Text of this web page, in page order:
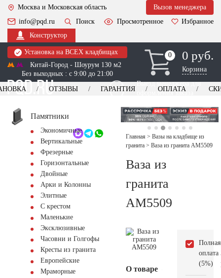
Москва и Московская область
Вызов менеджера
info@pqd.ru
Поиск Просмотренное
Избранное
Конструктор
Установка на ВСЕХ кладбищах
Китай-Город - Шоурум 130 м2
Без выходных : с 9:00 до 21:00
0
0 0 руб.
Корзина
Выезд менеджера для
оформления заказа
+7 (495) 518-44-23
Обратный звонок
ОТЗЫВЫ ГАРАНТИЯ ОПЛАТА
Памятники
Экономичные
Вертикальные
Фрезерные
Горизонтальные
Двойные
Арки и Колонны
Элитные
С крестом
Маленькие
Эксклюзивные
Часовни и Голгофы
Кресты из гранита
Европейские
Мраморные
Главная > Вазы на кладбище из
гранита > Ваза из гранита AM5509
Ваза из
гранита
AM5509
О товаре
Полная
оплата
(5%)